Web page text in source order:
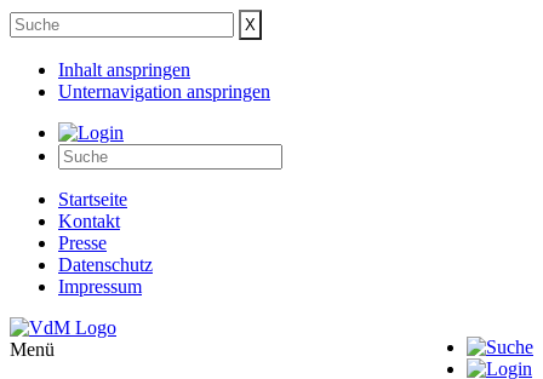
Inhalt anspringen
Unternavigation anspringen
Startseite
Kontakt
Presse
Datenschutz
Impressum
Menü